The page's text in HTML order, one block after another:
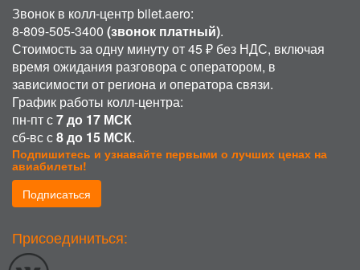
Звонок в колл-центр bilet.aero:
8-809-505-3400 (звонок платный).
Стоимость за одну минуту от 45 ₽ без НДС, включая
время ожидания разговора с оператором, в
зависимости от региона и оператора связи.
График работы колл-центра:
пн-пт с7 до 17 МСК
сб-вс с8 до 15 МСК.
Подпишитесь и узнавайте первыми о лучших ценах на
авиабилеты!
Подписаться
Присоединиться:ИСПОЛЬЗОВАНИЕ COOKIE
Продолжая использовать наш сайт, вы даете согласие на обработку
файлов cookie, пользовательских данных (сведения о местоположении;